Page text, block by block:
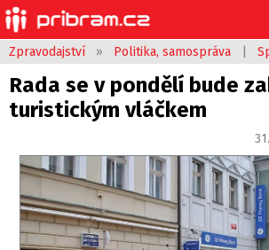
Zpravodajství » Politika, samospráva
Rada se v pondělí bude
turistickým vláčkem